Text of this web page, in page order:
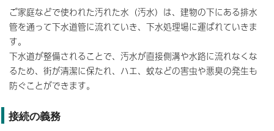
ご家庭などで使われた汚れた水（汚水）は、建物の下にある排水
管を通って下水道管に流れていき、下水処理場に運ばれていきま
す。
下水道が整備されることで、汚水が直接側溝や水路に流れなくな
るため、街が清潔に保たれ、ハエ、蚊などの害虫や悪臭の発生も
防ぐことができます。
接続の義務